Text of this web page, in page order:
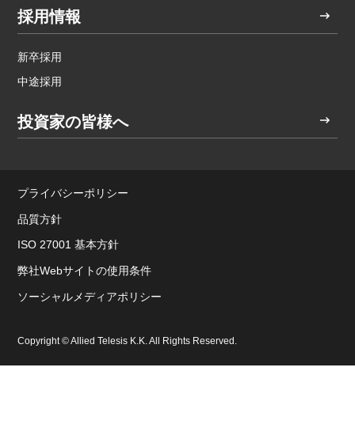
採用情報
新卒採用
中途採用
投資家の皆様へ
プライバシーポリシー
品質方針
ISO 27001 基本方針
弊社Webサイトの使用条件
ソーシャルメディアポリシー
Copyright © Allied Telesis K.K. All Rights Reserved.